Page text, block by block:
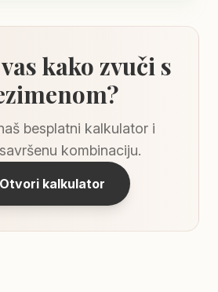
kako zvuči s
besplatni kalkulator i
kombinaciju.
Otvori kalkulator